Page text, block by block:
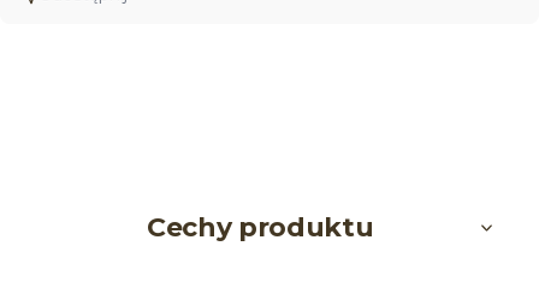
Cechy produktu